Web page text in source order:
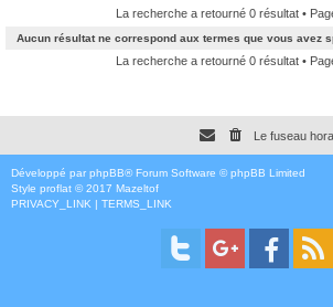
La recherche a retourné 0 résultat •
Aucun résultat ne correspond aux termes que vous avez
La recherche a retourné 0 résultat •
Le fuseau
Développé par phpBB® Forum Software © phpBB Limited
Style proflat © 2017 Mazeltof
PRIVACY_LINK | TERMS_LINK